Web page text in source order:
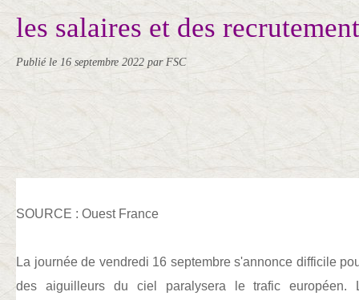
les salaires et des
Publié le 16 septembre 2022 par FSC
SOURCE : Ouest France
La journée de vendredi 16 septembre s'annonce difficile
des aiguilleurs du ciel paralysera le trafic européen.